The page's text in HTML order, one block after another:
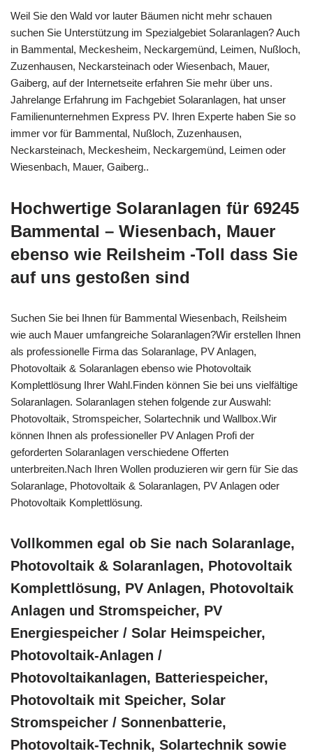
Weil Sie den Wald vor lauter Bäumen nicht mehr schauen
suchen Sie Unterstützung im Spezialgebiet Solaranlagen? Auch
in Bammental, Meckesheim, Neckargemünd, Leimen, Nußloch,
Zuzenhausen, Neckarsteinach oder Wiesenbach, Mauer,
Gaiberg, auf der Internetseite erfahren Sie mehr über uns.
Jahrelange Erfahrung im Fachgebiet Solaranlagen, hat unser
Familienunternehmen Express PV. Ihren Experte haben Sie so
immer vor für Bammental, Nußloch, Zuzenhausen,
Neckarsteinach, Meckesheim, Neckargemünd, Leimen oder
Wiesenbach, Mauer, Gaiberg..
Hochwertige Solaranlagen für 69245
Bammental – Wiesenbach, Mauer
ebenso wie Reilsheim -Toll dass Sie
auf uns gestoßen sind
Suchen Sie bei Ihnen für Bammental Wiesenbach, Reilsheim
wie auch Mauer umfangreiche Solaranlagen?Wir erstellen Ihnen
als professionelle Firma das Solaranlage, PV Anlagen,
Photovoltaik & Solaranlagen ebenso wie Photovoltaik
Komplettlösung Ihrer Wahl.Finden können Sie bei uns vielfältige
Solaranlagen. Solaranlagen stehen folgende zur Auswahl:
Photovoltaik, Stromspeicher, Solartechnik und Wallbox.Wir
können Ihnen als professioneller PV Anlagen Profi der
geforderten Solaranlagen verschiedene Offerten
unterbreiten.Nach Ihren Wollen produzieren wir gern für Sie das
Solaranlage, Photovoltaik & Solaranlagen, PV Anlagen oder
Photovoltaik Komplettlösung.
Vollkommen egal ob Sie nach Solaranlage,
Photovoltaik & Solaranlagen, Photovoltaik
Komplettlösung, PV Anlagen, Photovoltaik
Anlagen und Stromspeicher, PV
Energiespeicher / Solar Heimspeicher,
Photovoltaik-Anlagen /
Photovoltaikanlagen, Batteriespeicher,
Photovoltaik mit Speicher, Solar
Stromspeicher / Sonnenbatterie,
Photovoltaik-Technik, Solartechnik sowie